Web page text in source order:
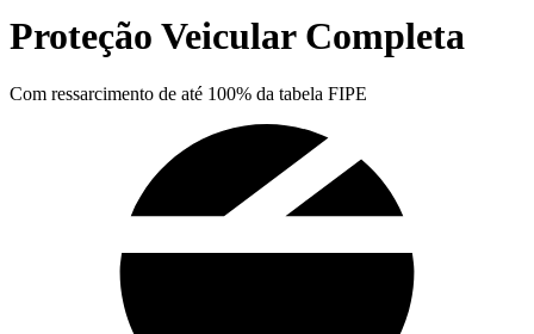
Proteção Veicular Completa
Com ressarcimento de até 100% da tabela FIPE